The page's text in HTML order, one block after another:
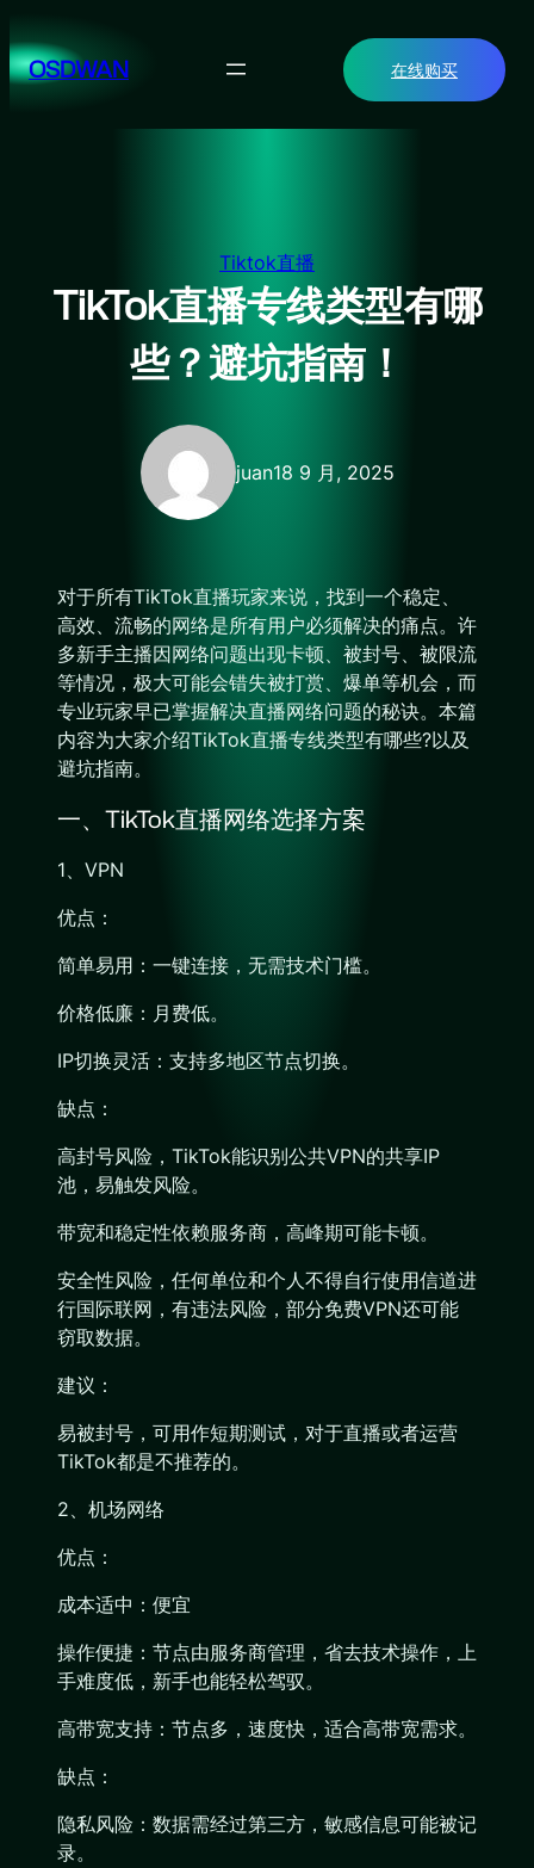
至
内OSDWAN 在线购买
Tiktok直播
TikTok直播专线类型有哪
些？避坑指南！
juan18 9 月, 2025
对于所有TikTok直播玩家来说，找到一个稳定、
高效、流畅的网络是所有用户必须解决的痛点。许
多新手主播因网络问题出现卡顿、被封号、被限流
等情况，极大可能会错失被打赏、爆单等机会，而
专业玩家早已掌握解决直播网络问题的秘诀。本篇
内容为大家介绍TikTok直播专线类型有哪些?以及
避坑指南。
一、TikTok直播网络选择方案
1、VPN
优点：
简单易用：一键连接，无需技术门槛。
价格低廉：月费低。
IP切换灵活：支持多地区节点切换。
缺点：
高封号风险，TikTok能识别公共VPN的共享IP
池，易触发风险。
带宽和稳定性依赖服务商，高峰期可能卡顿。
安全性风险，任何单位和个人不得自行使用信道进
行国际联网，有违法风险，部分免费VPN还可能
窃取数据。
建议：
易被封号，可用作短期测试，对于直播或者运营
TikTok都是不推荐的。
2、机场网络
优点：
成本适中：便宜
操作便捷：节点由服务商管理，省去技术操作，上
手难度低，新手也能轻松驾驭。
高带宽支持：节点多，速度快，适合高带宽需求。
缺点：
隐私风险：数据需经过第三方，敏感信息可能被记
录。